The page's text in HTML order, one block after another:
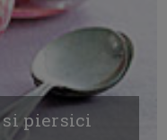
si piersici